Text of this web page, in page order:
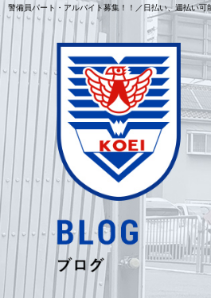
警備員パート・アルバイト募集！！／日払い、週払い